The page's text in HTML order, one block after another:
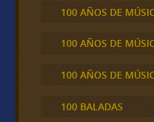
100 AÑOS DE
100 AÑOS DE
100 AÑOS DE
100 BALADAS